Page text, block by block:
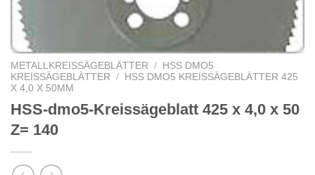
METALLKREISSÄGEBLÄTTER /
HSS DMO5
KREISSÄGEBLÄTTER
/
HSS DMO5 KREISSÄGEBLÄTTER 425
X 4,0 X 50MM
HSS-dmo5-Kreissägeblatt 425 x 4,0 x 50
Z= 140